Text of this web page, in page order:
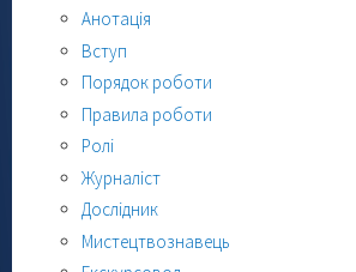
Анотація
Вступ
Порядок роботи
Правила роботи
Ролі
Журналіст
Дослідник
Мистецтвознавець